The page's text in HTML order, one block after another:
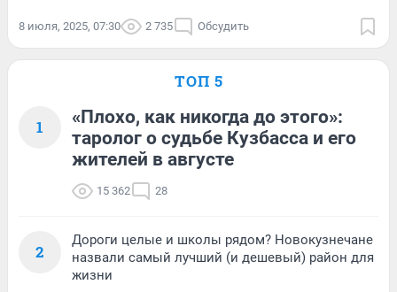
8 июля, 2025, 07:30 2 735 Обсудить
ТОП 5
1
«Плохо, как никогда до этого»:
таролог о судьбе Кузбасса и его
жителей в августе
15 362 28
2
Дороги целые и школы рядом? Новокузнечане
назвали самый лучший (и дешевый) район для
жизни